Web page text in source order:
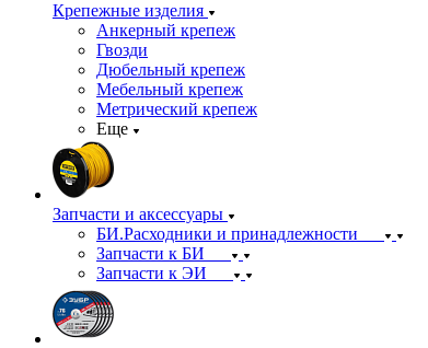
Крепежные изделия
Анкерный крепеж
Гвозди
Дюбельный крепеж
Мебельный крепеж
Метрический крепеж
Еще
Запчасти и аксессуары
БИ.Расходники и принадлежности
Запчасти к БИ
Запчасти к ЭИ